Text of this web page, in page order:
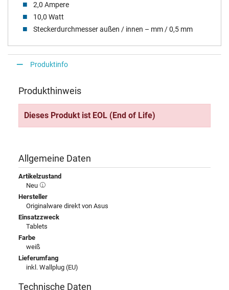
2,0 Ampere
10,0 Watt
Steckerdurchmesser außen / innen – mm / 0,5 mm
Produktinfo
Produkthinweis
Dieses Produkt ist EOL (End of Life)
Allgemeine Daten
Artikelzustand
Neu
Hersteller
Originalware direkt von Asus
Einsatzzweck
Tablets
Farbe
weiß
Lieferumfang
inkl. Wallplug (EU)
Technische Daten